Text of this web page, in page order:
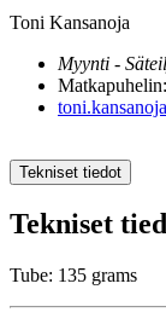
Toni Kansanoja
Myynti -
Tekniset tiedot
Tekniset
Tube: 135 grams